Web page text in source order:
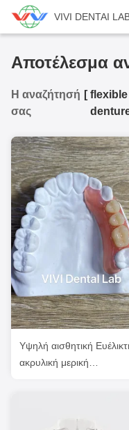
VIVI DENTAI
Αποτέλεσμα
Η αναζήτησή
σας
[
Υψηλή αισθητική
ακρυλική μερική